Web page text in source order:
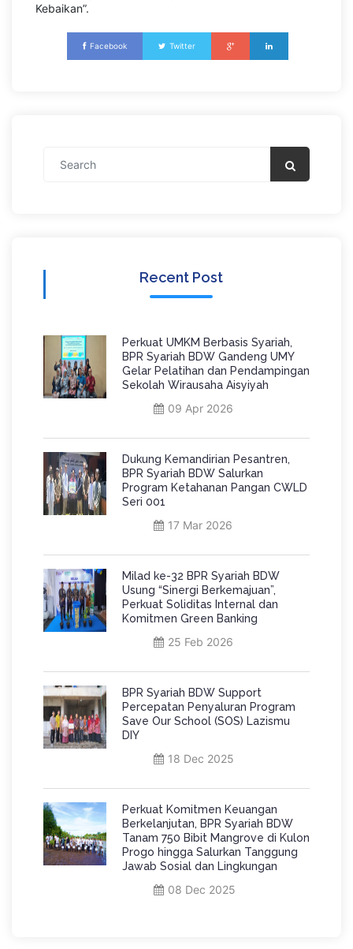
Kebaikan”.
Facebook Twitter
Recent Post
Perkuat UMKM Berbasis Syariah,
BPR Syariah BDW Gandeng UMY
Gelar Pelatihan dan Pendampingan
Sekolah Wirausaha Aisyiyah
09 Apr 2026
Dukung Kemandirian Pesantren,
BPR Syariah BDW Salurkan
Program Ketahanan Pangan CWLD
Seri 001
17 Mar 2026
Milad ke-32 BPR Syariah BDW
Usung “Sinergi Berkemajuan”,
Perkuat Soliditas Internal dan
Komitmen Green Banking
25 Feb 2026
BPR Syariah BDW Support
Percepatan Penyaluran Program
Save Our School (SOS) Lazismu
DIY
18 Dec 2025
Perkuat Komitmen Keuangan
Berkelanjutan, BPR Syariah BDW
Tanam 750 Bibit Mangrove di Kulon
Progo hingga Salurkan Tanggung
Jawab Sosial dan Lingkungan
08 Dec 2025